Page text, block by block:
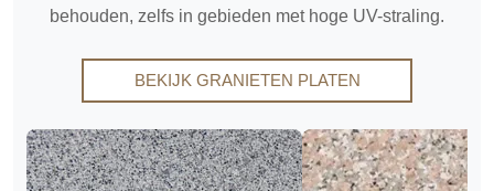
behouden, zelfs in gebieden met hoge UV-straling.
BEKIJK GRANIETEN PLATEN